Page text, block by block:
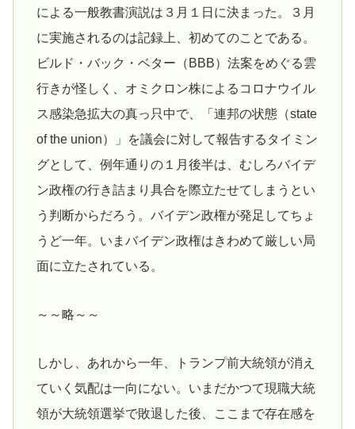
による一般教書演説は３月１日に決まった。３月
に実施されるのは記録上、初めてのことである。
ビルド・バック・ベター（BBB）法案をめぐる雲
行きが怪しく、オミクロン株によるコロナウイル
ス感染急拡大の真っ只中で、「連邦の状態（state
of the union）」を議会に対して報告するタイミン
グとして、例年通りの１月後半は、むしろバイデ
ン政権の行き詰まり具合を際立たせてしまうとい
う判断からだろう。バイデン政権が発足してちょ
うど一年。いまバイデン政権はきわめて厳しい局
面に立たされている。
～～略～～
しかし、あれから一年、トランプ前大統領が消え
ていく気配は一向にない。いまだかつて現職大統
領が大統領選挙で敗退した後、ここまで存在感を